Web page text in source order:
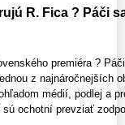
R. Fica ? Páči
premiéra ?
z najnáročnejších
médií, podlej a
ochotní prevziať